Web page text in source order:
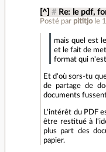
[^] # Re: le pdf,
Posté par pititjo le
mais quel est
et le fait de
format qui
Et d'où sors-tu
de partage de
documents
L'intérêt du PDF
être restitué à
plus part des
papier.